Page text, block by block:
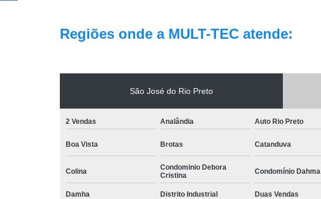
Regiões onde a MULT-TEC atende:
São José do Rio Preto
2 Vendas Analândia Auto Rio Preto
Boa Vista Brotas Catanduva
Colina
Condominio Debora
Cristina
Condomínio Dahma
Damha Distrito Industrial Duas Vendas